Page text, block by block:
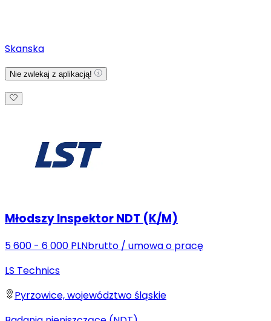
Skanska
Nie zwlekaj z aplikacją!
Młodszy Inspektor NDT (K/M)
5 600 - 6 000 PLNbrutto / umowa o pracę
LS Technics
Pyrzowice, województwo śląskie